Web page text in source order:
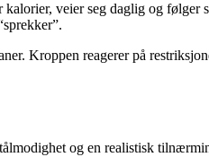
veier seg daglig og
Kroppen reagerer på
og en realistisk